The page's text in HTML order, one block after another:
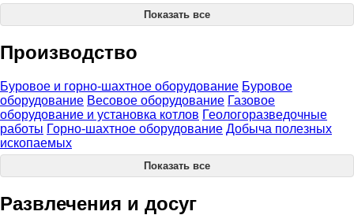
Показать все
Производство
Буровое и горно-шахтное оборудование Буровое
оборудование Весовое оборудование Газовое
оборудование и установка котлов Геологоразведочные
работы Горно-шахтное оборудование Добыча полезных
ископаемых
Показать все
Развлечения и досуг